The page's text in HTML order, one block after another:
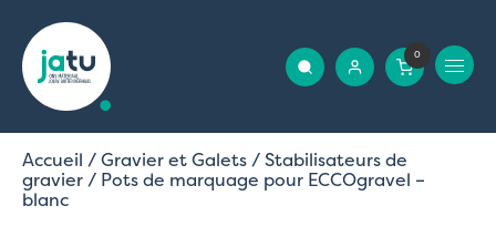
0
Accueil /Gravier et Galets/Stabilisateurs de
gravier/ Pots de marquage pour ECCOgravel –
blanc